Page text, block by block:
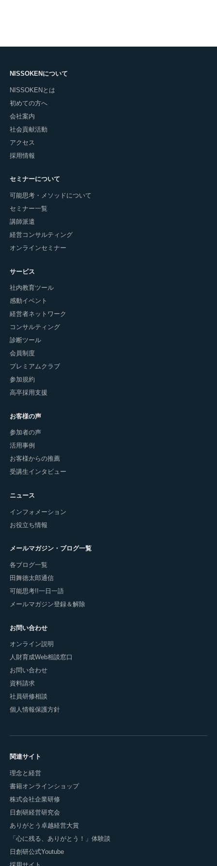
NISSOKENについて
NISSOKENとは
初めての方へ
会社案内
社会貢献活動
アクセス
採用情報
セミナーについて
可能思考・メソッドについて
セミナー一覧
講師派遣
経営コンサルティング
オンラインセミナー
サービス
社内教育ツール
感動イベント
経営者ネットワーク
コンサルティング
診断ツール
会員制度
プレミアムクラブ
参加規約
高卒採用支援
お客様の声
参加者の声
活用事例
お客様からの推薦
受講生インタビュー
ニュース
インフォメーション
お役立ち情報
メールマガジン・ブログ一覧
各ブログ一覧
田舞徳太郎通信
可能思考!!一日一語
メールマガジン登録＆解除
お問い合わせ
オンライン説明
人財育成Web相談窓口
お問い合わせ
資料請求
社員研修相談
個人情報保護方針
関連サイト
理念と経営
書籍オンラインショップ
株式会社企業研修
日創研経営研究会
ありがとう卓越経営大賞
「心に残る、ありがとう！」体験談
日創研公式Youtube